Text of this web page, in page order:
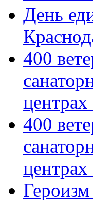
День
400
400